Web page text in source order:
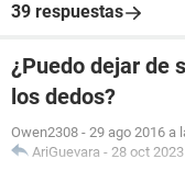
39 respuestas
¿Puedo dejar de
los dedos?
Owen2308 - 29 ago 2016 a
AriGuevara - 28 oct